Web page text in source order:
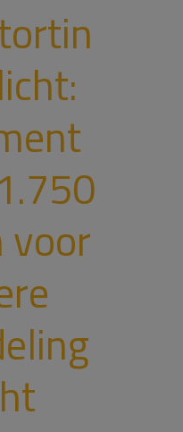
voor